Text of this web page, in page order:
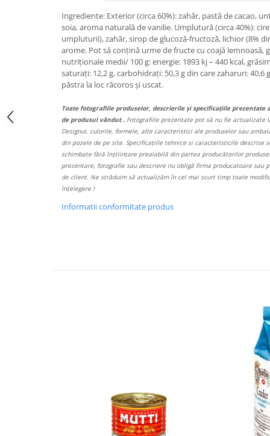
Vinuri italiene
Bauturi aperitive, alcoolice
Sucuri si bauturi racoritoare
Panettone cozonac italian,
Pandoro si Balocco
Produse fara gluten
Produse de panificatie
Produse de patiserie
Ingrediente: Exterior (circa 60%): zahăr, pastă de cacao,
soia, aroma naturală de vanilie. Umplutură (circa 40%):
umpluturii), zahăr, sirop de glucoză-fructoză, lichior (8%
arome. Pot să conțină urme de fructe cu coajă lemnoasă,
nutriționale medii/ 100 g: energie: 1893 kj – 440 kcal,
saturați: 12,2 g, carbohidrați: 50,3 g din care zaharuri: 40,6
păstra la loc răcoros și uscat.
Toate fotografiile produselor, descrierile și specificațiile
de produsul vândut . Fotografiile prezentate pot să nu fie actualizate
Designul, culorile, formele, alte caracteristici ale produselor sau
din pozele de pe site. Specificațiile tehnice si caracteristicile descrise
schimbate fără înștiințare prealabilă din partea producătorilor
prezentare, fotografie sau descriere nu obligă firma producatoare sau
de client. Ne străduim să actualizăm în cel mai scurt timp toate
înțelegere !
Informatii conformitate produs